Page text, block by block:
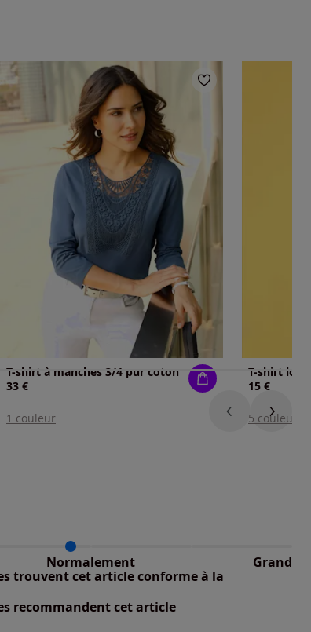
T-shirt à manches 3/4 pur coton
33 €
1 couleur
15 €
5 couleurs
Normalement Grand
selon les avis clients
: 82%
trouvent cet article conforme à la
recommandent cet article